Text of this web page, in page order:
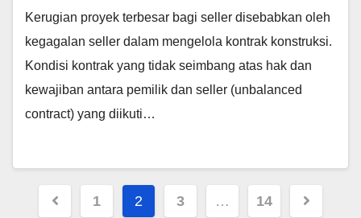
Kerugian proyek terbesar bagi seller disebabkan oleh
kegagalan seller dalam mengelola kontrak konstruksi.
Kondisi kontrak yang tidak seimbang atas hak dan
kewajiban antara pemilik dan seller (unbalanced
contract) yang diikuti…
Posts
1 2 3 … 14